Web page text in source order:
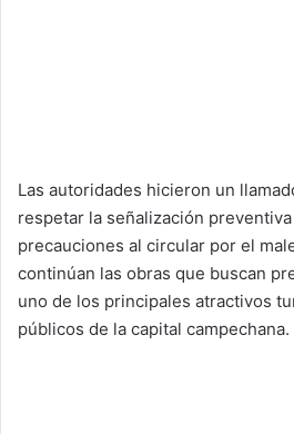
Las autoridades hicieron un
respetar la señalización
precauciones al circular por el
continúan las obras que buscan
uno de los principales atractivos
públicos de la capital campechana.